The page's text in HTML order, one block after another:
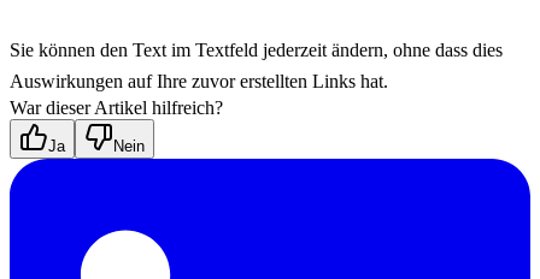
Sie können den Text im Textfeld jederzeit ändern, ohne dass dies
Auswirkungen auf Ihre zuvor erstellten Links hat.
War dieser Artikel hilfreich?
Ja Nein